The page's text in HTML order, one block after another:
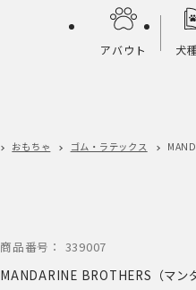
アバウト 犬
おもちゃ ゴム・ラテックス
商品番号： 339007
MANDARINE BROTHERS（マン